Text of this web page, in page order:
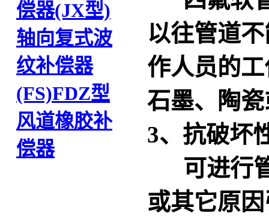
偿器(JX型)
轴向复式波
纹补偿器
(FS)FDZ型
风道橡胶补
偿器
以往管道
作人员的
石墨、陶
3、抗破坏
可进行管
或其它原